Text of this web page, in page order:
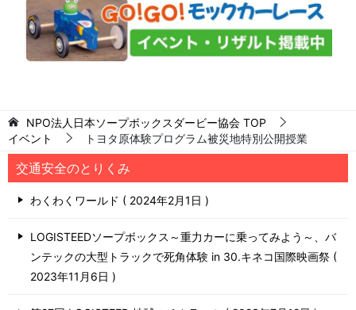
NPO法人日本ソープボックスダービー協会 TOP
イベント
トヨタ原体験プログラム被災地特別公開授業
交通安全のとりくみ
わくわくワールド 2024年2月1日
LOGISTEEDソープボックス～重力カーに乗ってみよう～、バ
ンテックの大型トラックで死角体験 in 30.キネコ国際映画祭
2023年11月6日